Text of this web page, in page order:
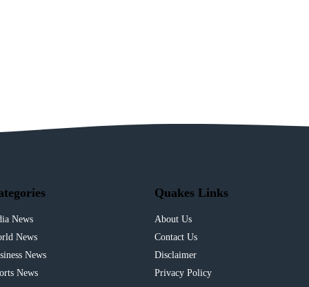
News
News
News
News
Quakes Links
About Us
Contact Us
Disclaimer
Privacy Policy